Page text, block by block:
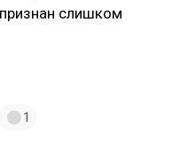
слишком
1